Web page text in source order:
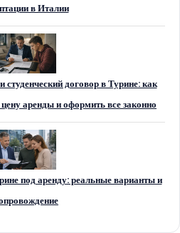
в Италии
договор в Турине: как
аренды и оформить все законно
под аренду: реальные варианты и